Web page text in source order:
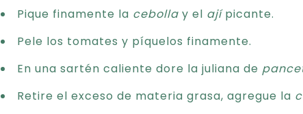
Pique finamente la cebolla y el ajípicante.
Pele los tomates y píquelos finamente.
En una sartén caliente dore la juliana de
Retire el exceso de materia grasa, agregue la